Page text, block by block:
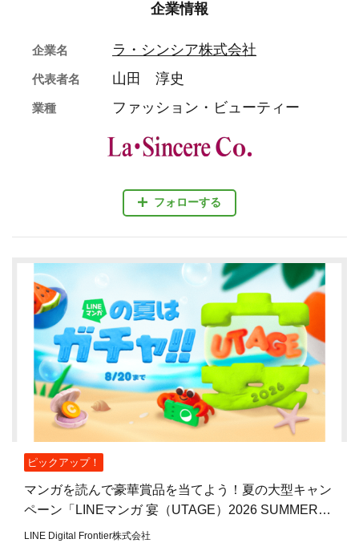
企業情報
フォローする
企業名 ラ・シンシア株式会社
代表者名 山田 淳史
業種 ファッション・ビューティー
ピックアップ！
マンガを読んで豪華賞品を当てよう！夏の大型キャン
ペーン「LINEマンガ 宴（UTAGE）2026 SUMMER」
開催
LINE Digital Frontier株式会社